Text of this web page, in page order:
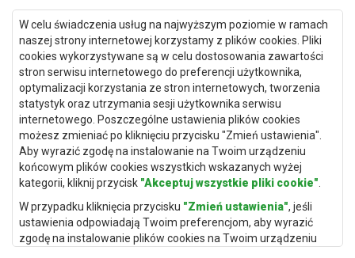
W celu świadczenia usług na najwyższym poziomie w ramach
naszej strony internetowej korzystamy z plików cookies. Pliki
cookies wykorzystywane są w celu dostosowania zawartości
stron serwisu internetowego do preferencji użytkownika,
optymalizacji korzystania ze stron internetowych, tworzenia
statystyk oraz utrzymania sesji użytkownika serwisu
internetowego. Poszczególne ustawienia plików cookies
możesz zmieniać po kliknięciu przycisku "Zmień ustawienia".
Aby wyrazić zgodę na instalowanie na Twoim urządzeniu
końcowym plików cookies wszystkich wskazanych wyżej
kategorii, kliknij przycisk "Akceptuj wszystkie pliki cookie"
W przypadku kliknięcia przycisku "Zmień ustawienia", jeśli
ustawienia odpowiadają Twoim preferencjom, aby wyrazić
zgodę na instalowanie plików cookies na Twoim urządzeniu
Dywany Kielce
Dywany Gdańsk
Dywany Toruń
Dywany Bydgoszcz
Dywany Łódź
Dywany Katowice
Dywany Rzeszów